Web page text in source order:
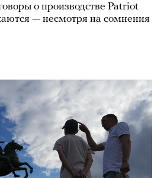
о производстве Patriot
— несмотря на сомнения